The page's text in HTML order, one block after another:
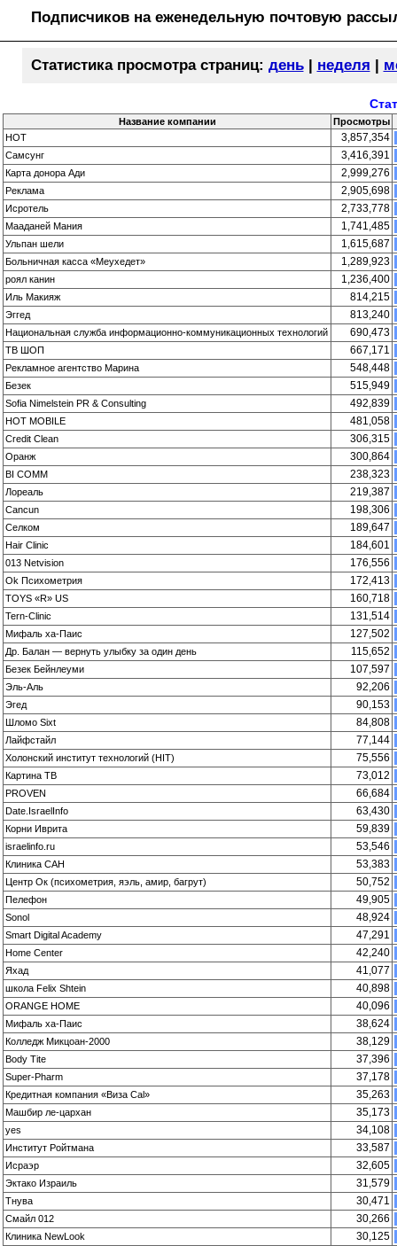
Подписчиков на еженедельную почтовую
Статистика просмотра страниц: день| неделя |
Название компании
Просмотры
HOT
3,857,354
Самсунг 3,416,391
Карта донора Ади 2,999,276
Реклама 2,905,698
Исротель 2,733,778
Мааданей Мания 1,741,485
Ульпан шели 1,615,687
Больничная касса «Меухедет» 1,289,923
роял канин 1,236,400
Иль Макияж 814,215
Эггед 813,240
Национальная служба информационно-коммуникационных технологий 690,473
ТВ ШОП 667,171
Рекламное агентство Марина 548,448
Безек 515,949
Sofia Nimelstein PR & Consulting 492,839
HOT MOBILE 481,058
Credit Clean 306,315
Оранж 300,864
BI COMM 238,323
Лореаль 219,387
Cancun 198,306
Селком 189,647
Hair Clinic 184,601
013 Netvision 176,556
Ok Психометрия 172,413
TOYS «R» US 160,718
Tern-Clinic 131,514
Мифаль ха-Паис 127,502
Др. Балан — вернуть улыбку за один день 115,652
Безек Бейнлеуми 107,597
Эль-Аль 92,206
Эгед 90,153
Шломо Sixt 84,808
Лайфстайл 77,144
Холонский институт технологий (HIT) 75,556
Картина ТВ 73,012
PROVEN 66,684
Date.IsraelInfo 63,430
Корни Иврита 59,839
israelinfo.ru 53,546
Клиника САН 53,383
Центр Ок (психометрия, яэль, амир, багрут) 50,752
Пелефон 49,905
Sonol 48,924
Smart Digital Academy 47,291
Home Center 42,240
Яхад 41,077
школа Felix Shtein 40,898
ORANGE HOME 40,096
Мифаль ха-Паис 38,624
Колледж Микцоан-2000 38,129
Body Tite 37,396
Super-Pharm 37,178
Кредитная компания «Виза Cal» 35,263
Машбир ле-цархан 35,173
yes 34,108
Институт Ройтмана 33,587
Исраэр 32,605
Эктако Израиль 31,579
Тнува 30,471
Смайл 012 30,266
Клиника NewLook 30,125